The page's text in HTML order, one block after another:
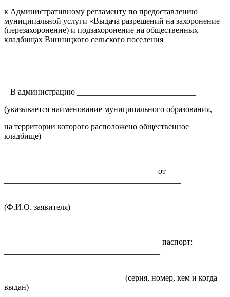
к Административному регламенту по предоставлению
муниципальной услуги «Выдача разрешений на захоронение
(перезахоронение) и подзахоронение на общественных
кладбищах Винницкого сельского поселения
В администрацию _____________________________
(указывается наименование муниципального образования,
на территории которого расположено общественное
кладбище)
от
(Ф.И.О. заявителя)
паспорт:
(серия, номер, кем и когда
выдан)